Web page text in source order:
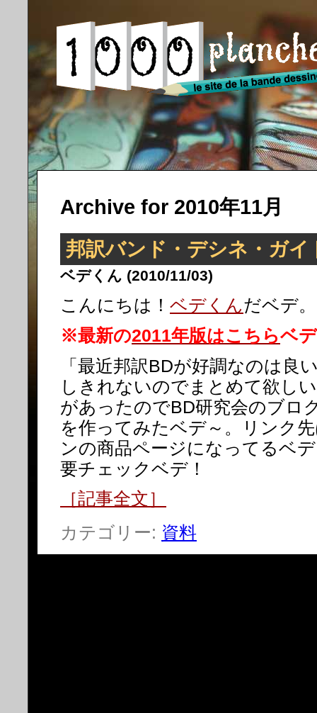
Archive for 2010年11月
邦訳バンド・デシネ・ガイ
ベデくん (2010/11/03)
こんにちは！ ベデくんだベデ。
※最新の2011年版はこちらベデ
「最近邦訳BDが好調なのは良
しきれないのでまとめて欲し
があったのでBD研究会のブロ
を作ってみたベデ～。リンク
ンの商品ページになってるベ
要チェックベデ！
［記事全文］
カテゴリー: 資料